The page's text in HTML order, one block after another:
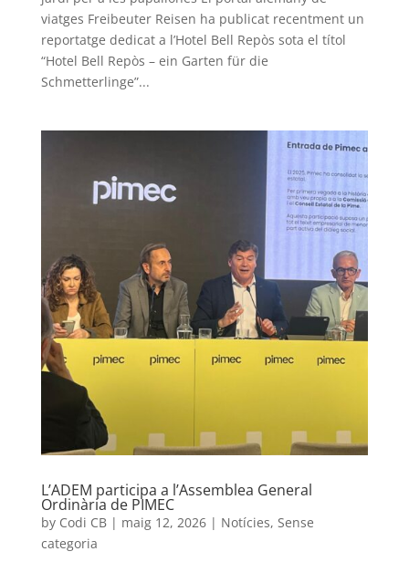
viatges Freibeuter Reisen ha publicat recentment un
reportatge dedicat a l’Hotel Bell Repòs sota el títol
“Hotel Bell Repòs – ein Garten für die
Schmetterlinge”...
L’ADEM participa a l’Assemblea General
Ordinària de PIMEC
by Codi CB| maig 12, 2026| Notícies, Sense
categoria